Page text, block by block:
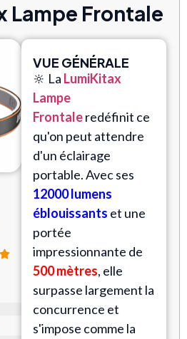
Lampe Frontale
VUE GÉNÉRALE
🔆 La LumiKitax
Lampe
Frontaleredéfinit ce
qu'on peut attendre
d'un éclairage
portable. Avec ses
12000 lumens
éblouissants et une
portée
impressionnante de
500 mètres, elle
surpasse largement la
concurrence et
s'impose comme la